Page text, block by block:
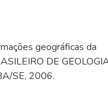
geográficas da
DE
SE, 2006.